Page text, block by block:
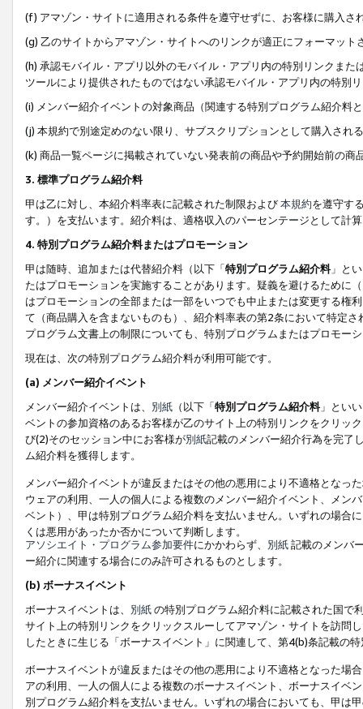
(f) アマゾン・サイトに適用される条件を遵守せずに、お客様に購入さ
(g) 乙のサイトからアマゾン・サイトへのリンクが適正にフォーマッ
(h) 承認モバイル・アプリ以外のモバイル・アプリ内の特別リンクま
ツールにより提供されたものではない承認モバイル・アプリ内の特別
(i) メンバー紹介イベントの対象商品（関連する特別プログラム紹介料
(j) 本規約で別途定めのない限り、サブスクリプションとして購入され
(k) 商品一覧ページに掲載されていない発表前の商品や予約開始前の商
3. 標準プログラム紹介料
甲は乙に対し、本紹介料率表に記載された制限および本規約を遵守す
す。）を支払います。紹介料は、適格収入のパーセンテージとして計
4. 特別プログラム紹介料またはプロモーション
甲は随時、追加または代替紹介料（以下「特別プログラム紹介料」と
たはプロモーションを実施することがあります。疑義を避けるために
はプロモーションの全部または一部をいつでも中止または変更する権
て（商品購入を含まないものも）、紹介料率表の第2条において特定
プログラム文書上の制限についても、特別プログラムまたはプロモー
現在は、次の特別プログラム紹介料が利用可能です。
(a) メンバー紹介イベント
メンバー紹介イベントは、 別紙 （以下「特別プログラム紹介料」とい
ベントの参加資格のあるお客様が乙のサイト上の特別リンクをクリッ
び(2)そのセッション中にお客様が別紙記載のメンバー紹介行為を完了
ム紹介料を獲得します。
メンバー紹介イベントが違反またはその他の悪用により不適格となっ
ウェアの利用、一人の個人による複数のメンバー紹介イベント、メン
ベント）、甲は特別プログラム紹介料を支払いません。いずれの場合
くは悪用があったか否かについて判断します。
アソシエイト・プログラム参加要件にかかわらず、 別紙記載のメンバ
ー紹介に関連する場合にのみ許可されるものとします。
(b) ボーナスイベント
ボーナスイベントは、 別紙の特別プログラム紹介料に記載された国で
サイト上の特別リンクをクリックスルーしてアマゾン・サイトを訪問
したときに生じる「ボーナスイベント」に関連して、第4(b)条記載の
ボーナスイベントが違反またはその他の悪用により不適格となった場
アの利用、一人の個人による複数のボーナスイベント、ボーナスイベ
別プログラム紹介料を支払いません。いずれの場合においても、甲は